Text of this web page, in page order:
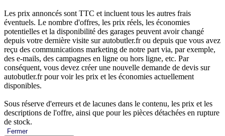
Les prix annoncés sont TTC et incluent tous les autres frais
éventuels. Le nombre d'offres, les prix réels, les économies
potentielles et la disponibilité des garages peuvent avoir changé
depuis votre dernière visite sur autobutler.fr ou depuis que vous avez
reçu des communications marketing de notre part via, par exemple,
des e-mails, des campagnes en ligne ou hors ligne, etc. Par
conséquent, vous devez créer une nouvelle demande de devis sur
autobutler.fr pour voir les prix et les économies actuellement
disponibles.
Sous réserve d'erreurs et de lacunes dans le contenu, les prix et les
descriptions de l'offre, ainsi que pour les pièces détachées en rupture
de stock.
Fermer